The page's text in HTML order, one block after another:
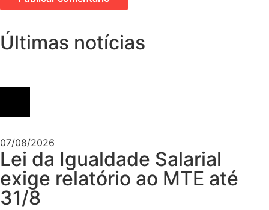
Últimas notícias
07/08/2026
Lei da Igualdade Salarial
exige relatório ao MTE até
31/8